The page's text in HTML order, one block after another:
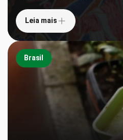
Leia mais
Brasil